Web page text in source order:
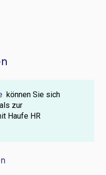
können Sie sich
zur
Haufe HR